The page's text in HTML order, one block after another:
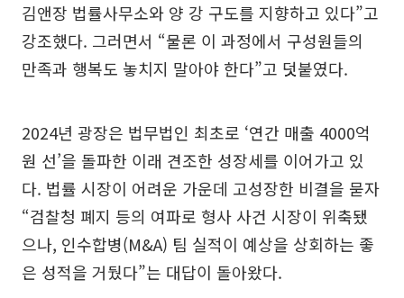
김앤장 법률사무소와 양 강 구도를 지향하고 있다”고
강조했다. 그러면서 “물론 이 과정에서 구성원들의
만족과 행복도 놓치지 말아야 한다”고 덧붙였다.
2024년 광장은 법무법인 최초로 ‘연간 매출 4000억
원 선’을 돌파한 이래 견조한 성장세를 이어가고 있
다. 법률 시장이 어려운 가운데 고성장한 비결을 묻자
“검찰청 폐지 등의 여파로 형사 사건 시장이 위축됐
으나, 인수합병(M&A) 팀 실적이 예상을 상회하는 좋
은 성적을 거뒀다”는 대답이 돌아왔다.